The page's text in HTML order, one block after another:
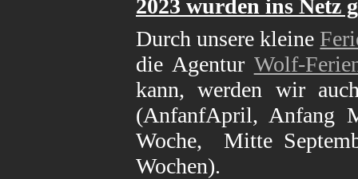
2023 wurden ins Netz
Durch unsere kleine
die Agentur Wolf-
kann, werden wir
(AnfanfApril, Anfang
Woche, Mitte
Wochen).